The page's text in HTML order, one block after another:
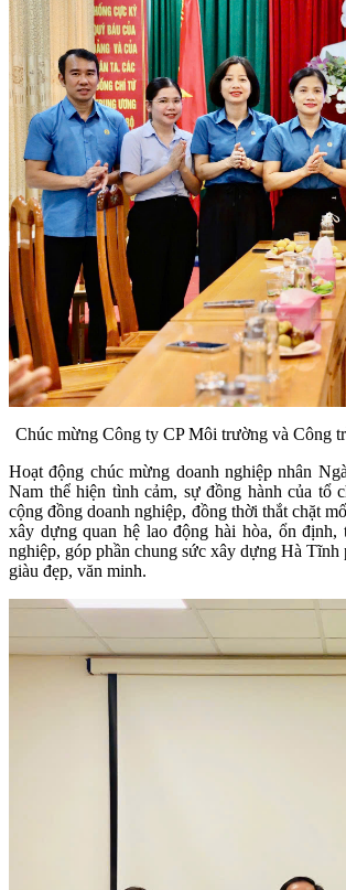
Chúc mừng Công ty CP Môi trường và Công
Hoạt động chúc mừng doanh nghiệp nhân
Nam thể hiện tình cảm, sự đồng hành của tổ
cộng đồng doanh nghiệp, đồng thời thắt chặt
xây dựng quan hệ lao động hài hòa, ổn định,
nghiệp, góp phần chung sức xây dựng Hà Tĩnh
giàu đẹp, văn minh.